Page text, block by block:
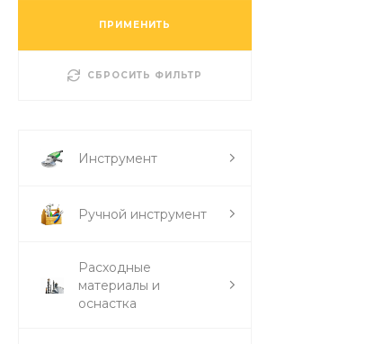
ПРИМЕНИТЬ
СБРОСИТЬ ФИЛЬТР
Инструмент
Ручной инструмент
Расходные
материалы и
оснастка